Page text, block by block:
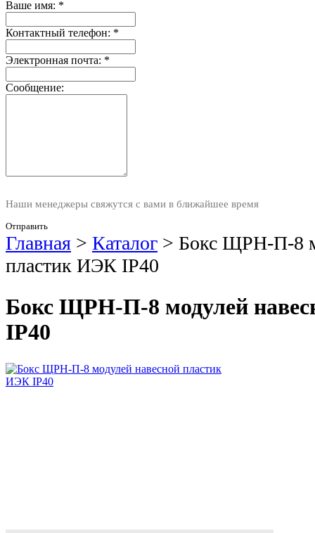
Ваше имя: *
Контактный телефон: *
Электронная почта: *
Сообщение:
Наши менеджеры свяжутся с вами в ближайшее время
Отправить
Главная > Каталог > Бокс ЩРН-П-8
пластик ИЭК IP40
Бокс ЩРН-П-8 модулей
IP40